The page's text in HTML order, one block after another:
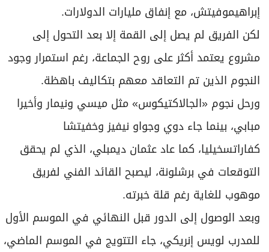
إبراهيموفيتش، مع إنفاق مليارات الدولارات.
لكن الفريق لم يصل إلى القمة إلا بعد التحول إلى
مشروع يعتمد أكثر على روح الجماعة، رغم استمرار وجود
النجوم الذين تم التعاقد معهم بتكاليف باهظة.
ورحل نجوم «الجالاكتيكوس» مثل ميسي ونيمار وأخيرا
مبابي، بينما جاء دوي وجواو نيفيز وخفيتشا
كفاراتسخيليا، كما عاد عثمان ديمبلي، الذي لم يحقق
التوقعات في برشلونة، ليصبح القائد الفني لفريق
موهوب للغاية رغم قلة خبرته.
وبعد الوصول إلى الدور قبل النهائي في الموسم الأول
للمدرب لويس إنريكي، جاء التتويج في الموسم الماضي،